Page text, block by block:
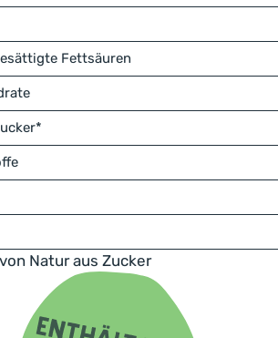
Fettsäuren
Natur aus Zucker